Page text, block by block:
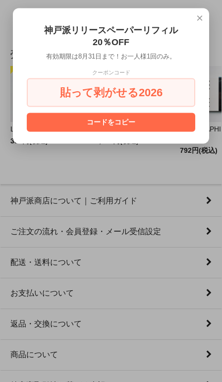
売れ筋商品
Liscio-1｜A5薄型ノート
330円(税込)
792円(税込)
神戸派商店について｜ご利用ガイド
ご注文の流れ・会員登録・メール受信設定
配送・送料について
お支払いについて
返品・交換について
商品について
×
神戸派リリースペーパーリフィル
20％OFF
有効期限は8月31日まで！お一人様1回のみ。
クーポンコード
貼って剥がせる2026
コードをコピー